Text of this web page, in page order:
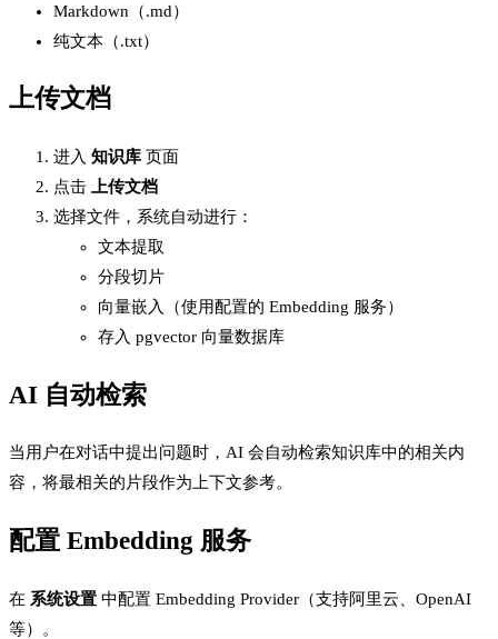
Markdown（.md）
纯文本（.txt）
上传文档
进入 知识库 页面
点击
上传文档
选择文件，系统自动进行：
文本提取
分段切片
向量嵌入（使用配置的 Embedding 服务）
存入 pgvector 向量数据库
AI 自动检索
当用户在对话中提出问题时，AI 会自动检索知识库中的相关内
容，将最相关的片段作为上下文参考。
配置 Embedding 服务
在 系统设置 中配置 Embedding Provider（支持阿里云、OpenAI
等）。